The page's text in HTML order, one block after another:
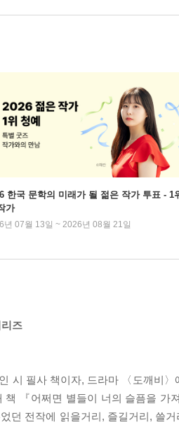
한국 문학의 미래가 될 젊은 작가 투표 - 1
가
년 07월 13일 ~ 2026년 08월 21일
즈
시 필사 책이자, 드라마 〈도깨비
『어쩌면 별들이 너의 슬픔을 가
던 전작에 읽을거리, 즐길거리, 쓸